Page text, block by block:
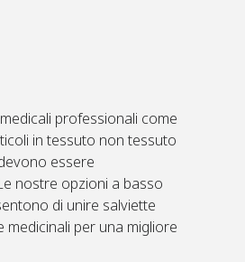
professionali come
in tessuto non tessuto
essere
nostre opzioni a basso
di unire salviette
per una migliore